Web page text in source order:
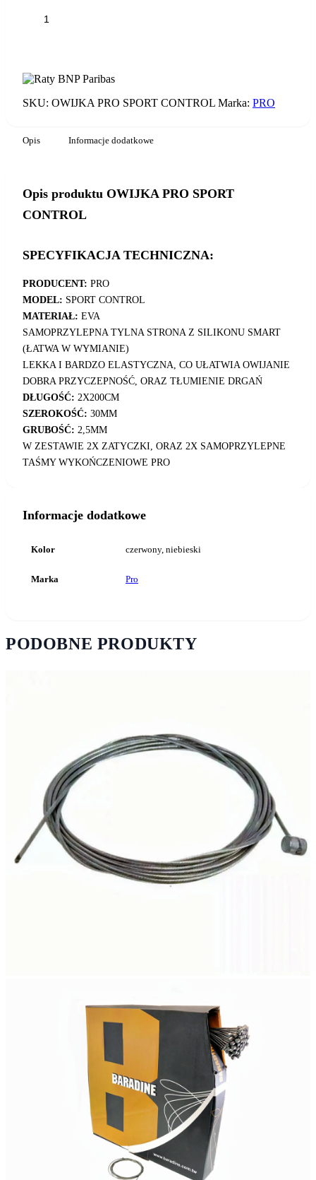
CONTROL
SKU: OWIJKA PRO SPORT CONTROL Marka: PRO
Opis Informacje dodatkowe
Opis produktu OWIJKA PRO SPORT
CONTROL
SPECYFIKACJA TECHNICZNA:
PRODUCENT: PRO
MODEL: SPORT CONTROL
MATERIAŁ: EVA
SAMOPRZYLEPNA TYLNA STRONA Z SILIKONU SMART
(ŁATWA W WYMIANIE)
LEKKA I BARDZO ELASTYCZNA, CO UŁATWIA OWIJANIE
DOBRA PRZYCZEPNOŚĆ, ORAZ TŁUMIENIE DRGAŃ
DŁUGOŚĆ: 2X200CM
SZEROKOŚĆ: 30MM
GRUBOŚĆ: 2,5MM
W ZESTAWIE 2X ZATYCZKI, ORAZ 2X SAMOPRZYLEPNE
TAŚMY WYKOŃCZENIOWE PRO
Informacje dodatkowe
Kolor czerwony, niebieski
Marka Pro
PODOBNE PRODUKTY